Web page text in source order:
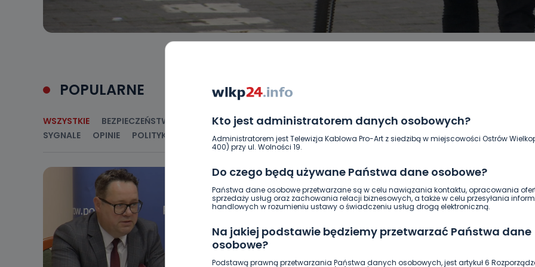
Kto jest administratorem danych osobowych?
Administratorem jest Telewizja Kablowa Pro-Art z siedzibą w miejscowości Ostrów
400) przy ul. Wolności 19.
Do czego będą używane Państwa dane osobowe?
Państwa dane osobowe przetwarzane są w celu nawiązania kontaktu, opracowania
sprzedaży usług oraz zachowania relacji biznesowych, a także w celu przesyłania
handlowych w rozumieniu ustawy o świadczeniu usług drogą elektroniczną.
Na jakiej podstawie będziemy przetwarzać Państwa dane
osobowe?
Podstawą prawną przetwarzania Państwa danych osobowych, jest artykuł 6
POPULARNE
WSZYSTKIE BEZPIECZEŃSTWO CIEKAWOSTKI EDUKACJA GOSPODARKA I FINANSE HISTORIA
SYGNALE
OPINIE POLITYKA RELIGIA SAMORZĄD ŚRODOWISKO WASZE INFO WSZYSTKICH ŚWIĘTYCH